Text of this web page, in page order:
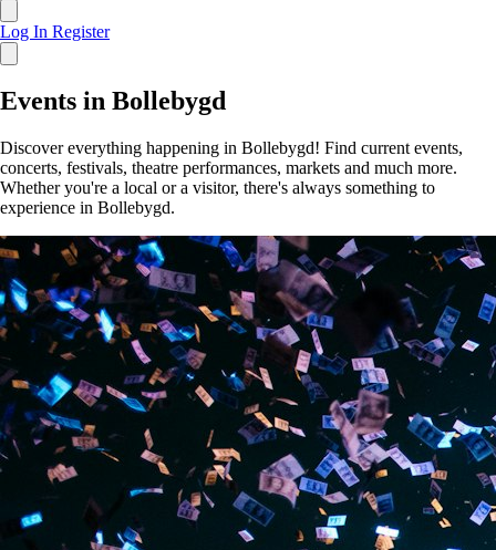
Log In Register
Events in Bollebygd
Discover everything happening in Bollebygd! Find current events,
concerts, festivals, theatre performances, markets and much more.
Whether you're a local or a visitor, there's always something to
experience in Bollebygd.